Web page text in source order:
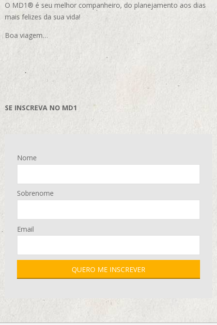
O MD1® é seu melhor companheiro, do planejamento aos dias
mais felizes da sua vida!
Boa viagem…
SE INSCREVA NO MD1
Nome
Sobrenome
Email